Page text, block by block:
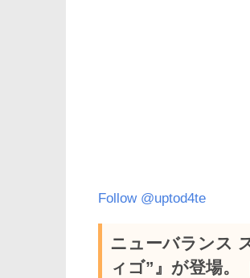
Follow @uptod4te
ニューバランス
ィゴ”』が登場。